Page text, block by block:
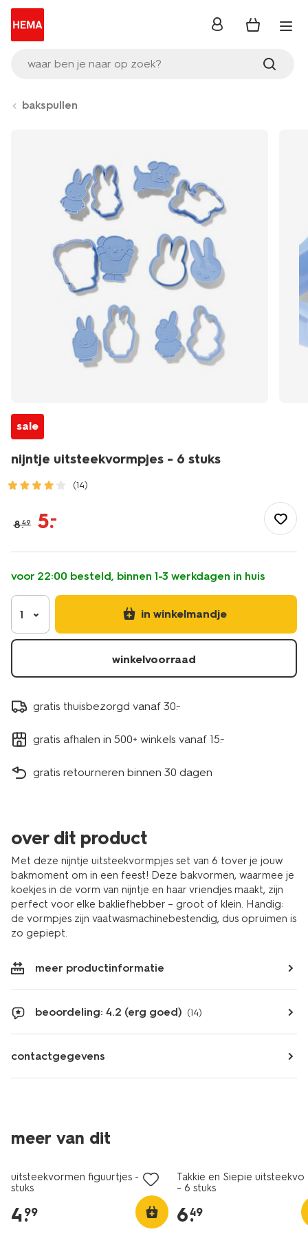
waar ben je naar op zoek?
inloggen
bakspullen
sale
nijntje uitsteekvormpjes - 6 stuks
(14)
tafelen/bakken/bakspullen/nijntje-
uitsteekvormpjes-
-6-
60410242.html
8.49 5.–
voor 22:00 besteld, binnen 1-3 werkdagen in huis
1 in winkelmandje
winkelvoorraad
gratis thuisbezorgd vanaf 30.-
gratis afhalen in 500+ winkels vanaf 15.-
gratis retourneren binnen 30 dagen
over dit product
Met deze nijntje uitsteekvormpjes set van 6 tover je jouw
bakmoment om in een feest! Deze bakvormen, waarmee je
koekjes in de vorm van nijntje en haar vriendjes maakt, zijn
perfect voor elke bakliefhebber – groot of klein. Handig:
de vormpjes zijn vaatwasmachinebestendig, dus opruimen is
zo gepiept.
meer productinformatie
beoordeling: 4.2 (erg goed) (14)
contactgegevens
meer van dit
uitsteekvormen figuurtjes - 6
stuks
4.
99
Takkie en Siepie
- 6 stuks
6.
49